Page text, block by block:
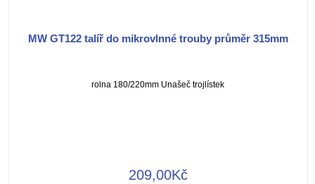
MW GT122 talíř do mikrovlnné trouby průměr 315mm
rolna 180/220mm Unašeč trojlístek
209,00Kč